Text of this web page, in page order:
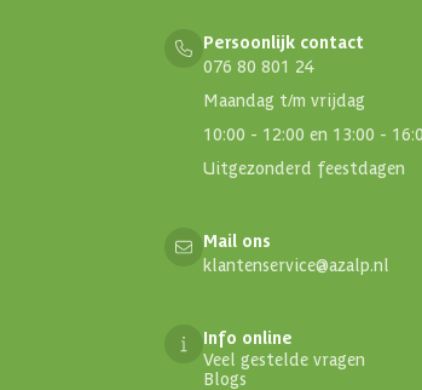
Persoonlijk contact
076 80 801 24
Maandag t/m vrijdag
10:00 - 12:00 en 13:00 -
Uitgezonderd feestdagen
Mail ons
klantenservice@azalp.nl
Info online
Veel gestelde vragen
Blogs